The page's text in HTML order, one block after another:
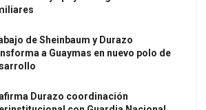
de Sheinbaum y Durazo
a Guaymas en nuevo polo de
Durazo coordinación